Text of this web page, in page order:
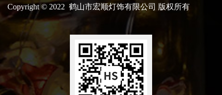
Copyright © 2022 鹤山市宏顺灯饰有限公司 版权所有